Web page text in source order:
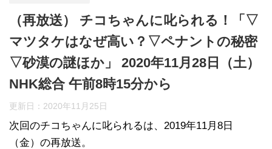
（再放送） チコちゃんに叱られる！「▽
マツタケはなぜ高い？▽ペナントの秘密
▽砂漠の謎ほか」 2020年11月28日（土）
NHK総合 午前8時15分から
更新日： 2020年11月25日
次回のチコちゃんに叱られるは、2019年11月8日
（金）の再放送。